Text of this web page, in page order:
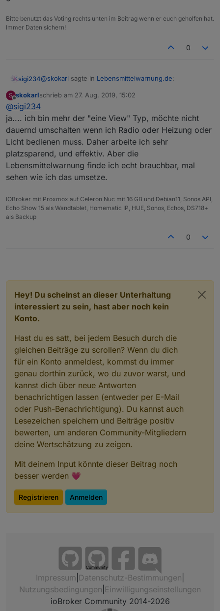
Bitte benutzt das Voting rechts unten im Beitrag wenn er euch geholfen hat.
Immer Daten sichern!
0
sigi234@skokarl sagte in Lebensmittelwarnung.de:
laufen lassen.
Ein Laufband baucht aber viele Ressourcen (hängt
teilweise bei mir) .
Ein DP Html und dann mit Sichtbarkeit wäre auch
gut..........
S
Offline
skokarlschrieb am 27. Aug. 2019, 15:02
zuletzt editiert von
@sigi234
ja.... ich bin mehr der "eine View" Typ, möchte nicht
dauernd umschalten wenn ich Radio oder Heizung oder
Licht bedienen muss. Daher arbeite ich sehr
platzsparend, und effektiv. Aber die
Lebensmittelwarnung finde ich echt brauchbar, mal
sehen wie ich das umsetze.
IOBroker mit Proxmox auf Celeron Nuc mit 16 GB und Debian11, Sonos API,
Echo Show 15 als Wandtablet, Homematic IP, HUE, Sonos, Echos, DS718+
als Backup
0
Hey! Du scheinst an dieser Unterhaltung
interessiert zu sein, hast aber noch kein
Konto.
Hast du es satt, bei jedem Besuch durch die
gleichen Beiträge zu scrollen? Wenn du dich
für ein Konto anmeldest, kommst du immer
genau dorthin zurück, wo du zuvor warst, und
kannst dich über neue Antworten
benachrichtigen lassen (entweder per E-Mail
oder Push-Benachrichtigung). Du kannst auch
Lesezeichen speichern und Beiträge positiv
bewerten, um anderen Community-Mitgliedern
deine Wertschätzung zu zeigen.
Mit deinem Input könnte dieser Beitrag noch
besser werden 💗
Registrieren Anmelden
Community
Impressum Datenschutz-Bestimmungen
Nutzungsbedingungen Einwilligungseinstellungen
ioBroker Community 2014-2026